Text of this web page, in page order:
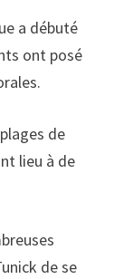
a débuté
ont posé
de
lieu à de
de se